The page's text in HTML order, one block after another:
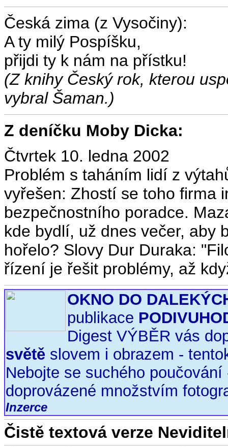
Česká zima (z Vysočiny):
A ty milý Pospíšku,
přijdi ty k nám na přístku!
(Z knihy Český rok, kterou
vybral Šaman.)
Z deníčku Moby Dicka:
Čtvrtek 10. ledna 2002
Problém s taháním lidí z
vyřešen: Zhostí se toho firma
bezpečnostního poradce.
kde bydlí, už dnes večer, aby
hořelo? Slovy Dur Duraka:
řízení je řešit problémy, až
OKNO DO
publikace
Digest VÝBĚR vás
světě slovem i obrazem -
Nebojte se suchého
doprovázené množstvím
Inzerce
Čistě textová verze